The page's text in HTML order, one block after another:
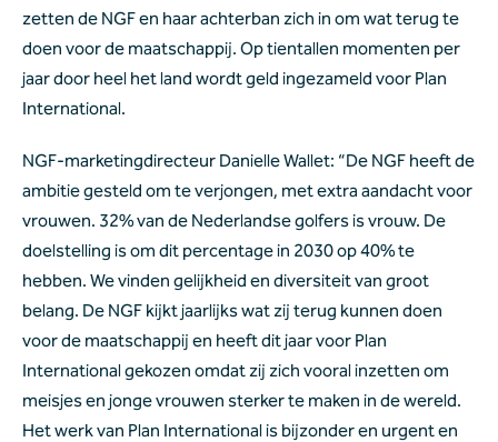
zetten de NGF en haar achterban zich in om wat terug te
doen voor de maatschappij. Op tientallen momenten per
jaar door heel het land wordt geld ingezameld voor Plan
International.
NGF-marketingdirecteur Danielle Wallet: “De NGF heeft de
ambitie gesteld om te verjongen, met extra aandacht voor
vrouwen. 32% van de Nederlandse golfers is vrouw. De
doelstelling is om dit percentage in 2030 op 40% te
hebben. We vinden gelijkheid en diversiteit van groot
belang. De NGF kijkt jaarlijks wat zij terug kunnen doen
voor de maatschappij en heeft dit jaar voor Plan
International gekozen omdat zij zich vooral inzetten om
meisjes en jonge vrouwen sterker te maken in de wereld.
Het werk van Plan International is bijzonder en urgent en